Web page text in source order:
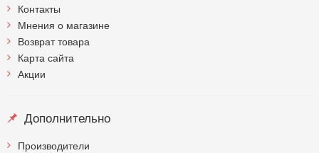
Контакты
Мнения о магазине
Возврат товара
Карта сайта
Акции
Дополнительно
Производители